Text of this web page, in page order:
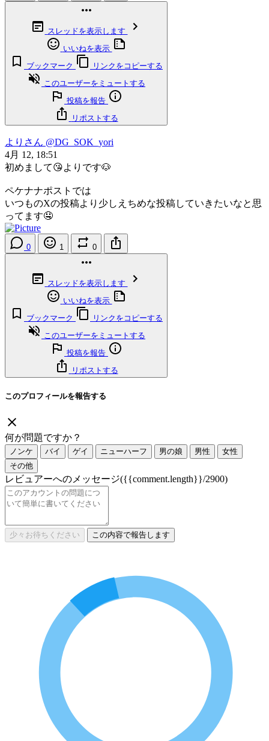
スレッドを表示します
いいねを表示
ブックマーク
リンクをコピーする
このユーザーをミュートする
投稿を報告
リポストする
よりさん @DG_SOK_yori
4月 12, 18:51
初めまして😘よりです🐶
ペケナナポストでは
いつものXの投稿より少しえちめな投稿していきたいなと思
ってます🤤
0 1 0
スレッドを表示します
いいねを表示
ブックマーク
リンクをコピーする
このユーザーをミュートする
投稿を報告
リポストする
このプロフィールを報告する
何が問題ですか？
ノンケ バイ ゲイ ニューハーフ 男の娘 男性
女性
その他
レビュアーへのメッセージ({{comment.length}}/2900)
少々お待ちください この内容で報告します